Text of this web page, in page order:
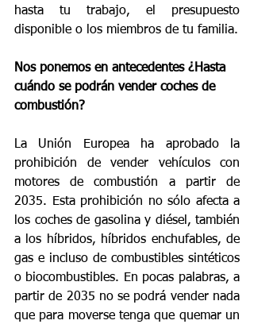
hasta tu trabajo, el presupuesto
disponible o los miembros de tu familia.
Nos ponemos en antecedentes ¿Hasta
cuándo se podrán vender coches de
combustión?
La Unión Europea ha aprobado la
prohibición de vender vehículos con
motores de combustión a partir de
2035. Esta prohibición no sólo afecta a
los coches de gasolina y diésel, también
a los híbridos, híbridos enchufables, de
gas e incluso de combustibles sintéticos
o biocombustibles. En pocas palabras, a
partir de 2035 no se podrá vender nada
que para moverse tenga que quemar un